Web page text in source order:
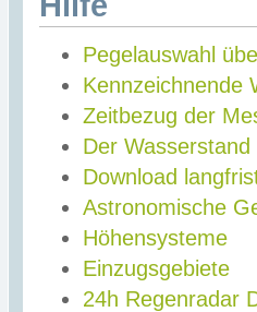
Pegelauswahl
Kennzeichnende
Zeitbezug der
Der Wasserstand
Download
Astronomische
Höhensysteme
Einzugsgebiete
24h Regenradar